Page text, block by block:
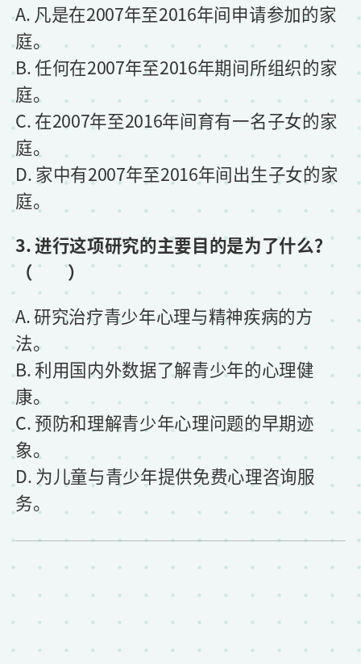
A. 凡是在2007年至2016年间申请参加的家
庭。
B. 任何在2007年至2016年期间所组织的家
庭。
C. 在2007年至2016年间育有一名子女的家
庭。
D. 家中有2007年至2016年间出生子女的家
庭。
3. 进行这项研究的主要目的是为了什么？
（ ）
A. 研究治疗青少年心理与精神疾病的方
法。
B. 利用国内外数据了解青少年的心理健
康。
C. 预防和理解青少年心理问题的早期迹
象。
D. 为儿童与青少年提供免费心理咨询服
务。